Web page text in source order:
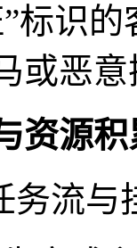
标识
或恶
资源积
务流与